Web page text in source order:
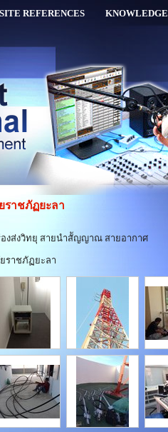
SITE REFERENCES KNOWLEDGE
ราชภัฏยะลา
งส่งวิทยุ สายนำสััญญาณ สายอากาศ
ราชภัฏยะลา